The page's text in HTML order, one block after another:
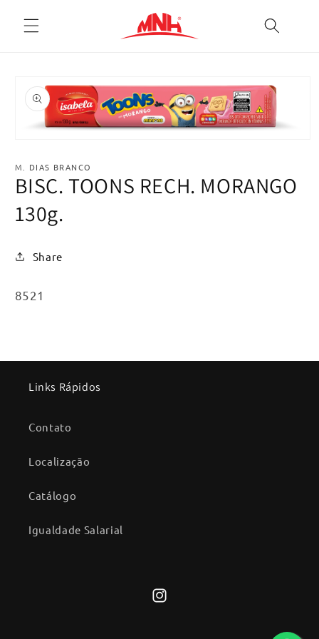
para o
conteúdo
informações
do produto
1
janela
modal
M. DIAS BRANCO
BISC. TOONS RECH. MORANGO
130g.
Share
SKU:
8521
Links Rápidos
Contato
Localização
Catálogo
Igualdade Salarial
Instagram